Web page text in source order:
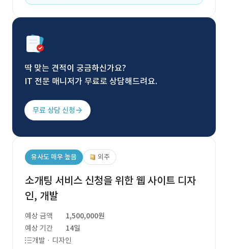
딱 맞는 견적이 궁금하신가요?
IT 전문 매니저가 무료로 상담해드려요.
무료 상담 신청
유사도 매우 높음 외주
소개팅 서비스 신청을 위한 웹 사이트 디자
인, 개발
예상 금액
1,500,000원
예상 기간
14일
개발 · 디자인